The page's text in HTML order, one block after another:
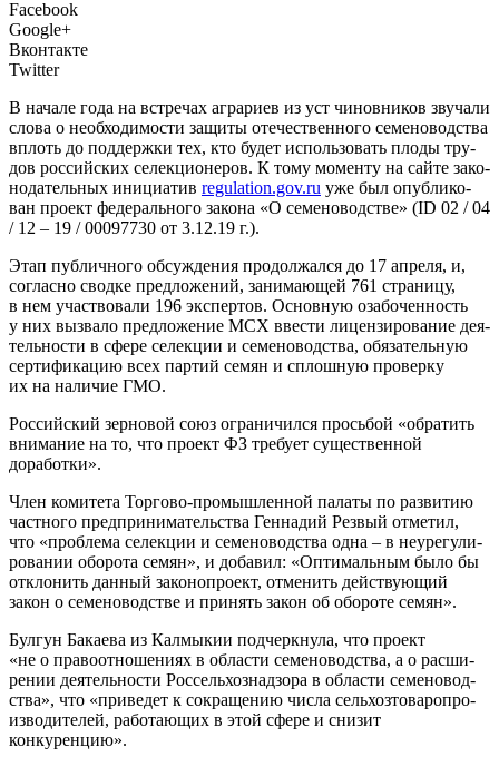
Facebook
Google+
Вконтакте
Twitter
В нача­ле года на встре­чах агра­ри­ев из уст чинов­ни­ков зву­ча­ли
сло­ва о необ­хо­ди­мо­сти защи­ты оте­че­ствен­но­го семе­но­вод­ства
вплоть до под­держ­ки тех, кто будет исполь­зо­вать пло­ды тру­
дов рос­сий­ских селек­ци­о­не­ров. К тому момен­ту на сай­те зако­
но­да­тель­ных ини­ци­а­тив regulation.gov.ru уже был опуб­ли­ко­
ван про­ект феде­раль­но­го зако­на «О семе­но­вод­стве» (ID 02 / 04
/ 12 – 19 / 00097730 от 3.12.19 г.).
Этап пуб­лич­но­го обсуж­де­ния про­дол­жал­ся до 17 апре­ля, и,
соглас­но свод­ке пред­ло­же­ний, зани­ма­ю­щей 761 стра­ни­цу,
в нем участ­во­ва­ли 196 экс­пер­тов. Основ­ную оза­бо­чен­ность
у них вызва­ло пред­ло­же­ние МСХ вве­сти лицен­зи­ро­ва­ние дея­
тель­но­сти в сфе­ре селек­ции и семе­но­вод­ства, обя­за­тель­ную
сер­ти­фи­ка­цию всех пар­тий семян и сплош­ную про­вер­ку
их на нали­чие ГМО.
Рос­сий­ский зер­но­вой союз огра­ни­чил­ся прось­бой «обра­тить
вни­ма­ние на то, что про­ект ФЗ тре­бу­ет суще­ствен­ной
доработки».
Член коми­те­та Тор­го­во-про­мыш­лен­ной пала­ты по раз­ви­тию
част­но­го пред­при­ни­ма­тель­ства Ген­на­дий Рез­вый отме­тил,
что «про­бле­ма селек­ции и семе­но­вод­ства одна – в неуре­гу­ли­
ро­ва­нии обо­ро­та семян», и доба­вил: «Опти­маль­ным было бы
откло­нить дан­ный зако­но­про­ект, отме­нить дей­ству­ю­щий
закон о семе­но­вод­стве и при­нять закон об обо­ро­те семян».
Бул­гун Бака­е­ва из Кал­мы­кии под­черк­ну­ла, что про­ект
«не о пра­во­от­но­ше­ни­ях в обла­сти семе­но­вод­ства, а о рас­ши­
ре­нии дея­тель­но­сти Рос­сель­хоз­над­зо­ра в обла­сти семе­но­вод­
ства», что «при­ве­дет к сокра­ще­нию чис­ла сель­хоз­то­ва­ро­про­
из­во­ди­те­лей, рабо­та­ю­щих в этой сфе­ре и сни­зит
конкуренцию».